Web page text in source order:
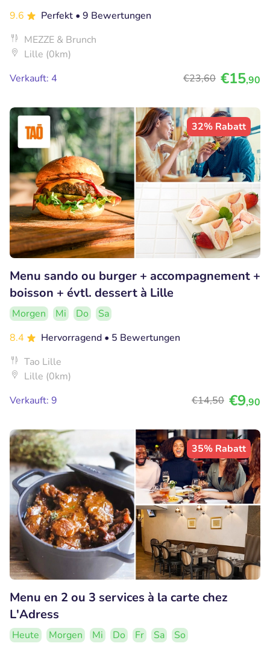
9.6 Perfekt • 9 Bewertungen
MEZZE & Brunch
Lille (0km)
Verkauft: 4
€23,60 €15,90
32% Rabatt
Menu sando ou burger + accompagnement +
boisson + évtl. dessert à Lille
Morgen Mi Do
Sa
8.4
Hervorragend • 5 Bewertungen
Tao Lille
Lille (0km)
Verkauft: 9
€14,50 €9,90
35% Rabatt
Menu en 2 ou 3 services à la carte chez
L'Adress
Heute Morgen Mi Do Fr Sa
So